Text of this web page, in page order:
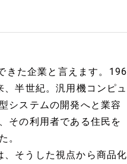
きた企業と言えます。196
半世紀。汎用機コンピュ
システムの開発へと業容
その利用者である住民を
。
、そうした視点から商品化